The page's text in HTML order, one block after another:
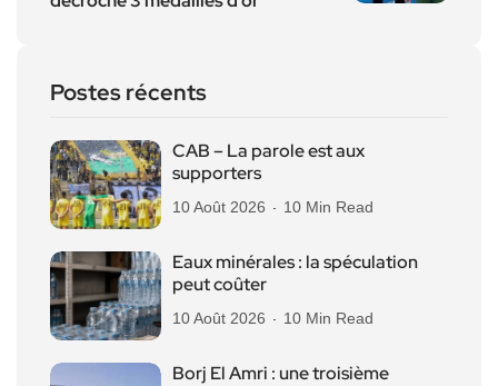
Postes récents
CAB – La parole est aux
supporters
10 Août 2026 10 Min Read
Eaux minérales : la spéculation
peut coûter
10 Août 2026 10 Min Read
Borj El Amri : une troisième